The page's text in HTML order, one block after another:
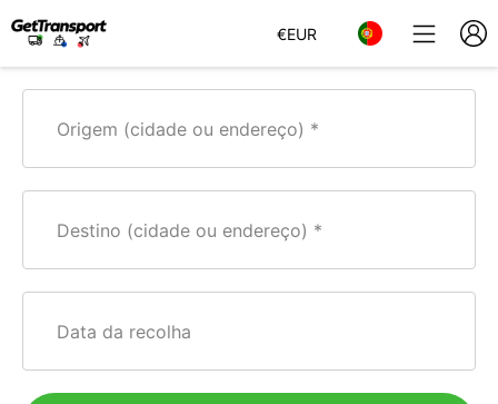
€EUR
Origem (cidade ou endereço)
Destino (cidade ou endereço)
Data da recolha